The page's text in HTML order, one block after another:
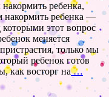
ребенка,
накормить ребенка —
этот вопрос
меняется
только мы
ребенок готов
как восторг на…